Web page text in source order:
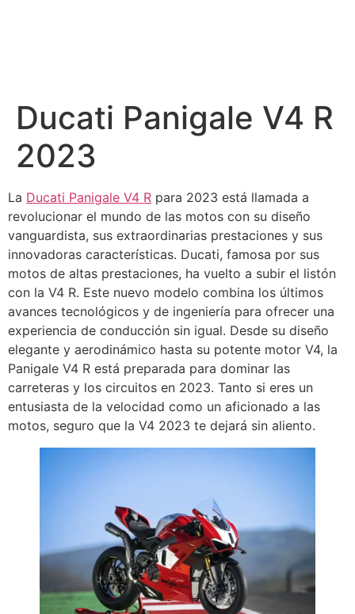
Ducati Panigale V4 R
2023
La Ducati Panigale V4 R para 2023 está llamada a
revolucionar el mundo de las motos con su diseño
vanguardista, sus extraordinarias prestaciones y sus
innovadoras características. Ducati, famosa por sus
motos de altas prestaciones, ha vuelto a subir el listón
con la V4 R. Este nuevo modelo combina los últimos
avances tecnológicos y de ingeniería para ofrecer una
experiencia de conducción sin igual. Desde su diseño
elegante y aerodinámico hasta su potente motor V4, la
Panigale V4 R está preparada para dominar las
carreteras y los circuitos en 2023. Tanto si eres un
entusiasta de la velocidad como un aficionado a las
motos, seguro que la V4 2023 te dejará sin aliento.